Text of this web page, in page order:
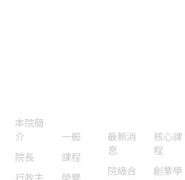
本院簡
介
院長
一般
課程
最新消
息
院級合
核心課
程
創業學